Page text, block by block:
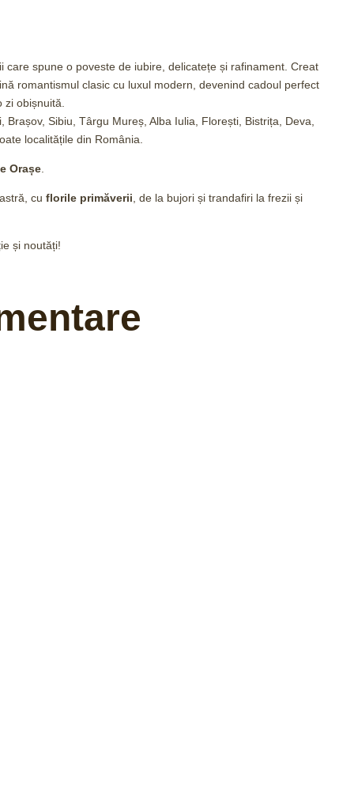
care spune o poveste de iubire, delicatețe și rafinament. Creat
romantismul clasic cu luxul modern, devenind cadoul perfect
obișnuită.
Sibiu, Târgu Mureș, Alba Iulia, Florești, Bistrița, Deva,
localitățile din România.
Orașe.
cu florile primăverii , de la bujori și trandafiri la frezii și
și noutăți!